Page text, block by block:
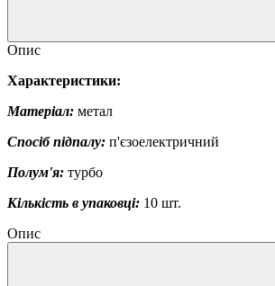
Опис
Характеристики:
Матеріал: метал
Спосіб підпалу: п'єзоелектричний
Полум'я: турбо
Кількість в упаковці: 10 шт.
Опис